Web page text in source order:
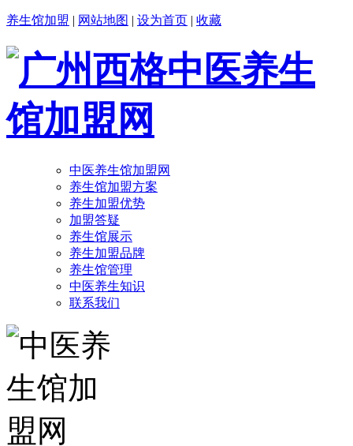
养生馆加盟 | 网站地图 | 设为首页 | 收藏
中医养生馆加盟网
养生馆加盟方案
养生加盟优势
加盟答疑
养生馆展示
养生加盟品牌
养生馆管理
中医养生知识
联系我们